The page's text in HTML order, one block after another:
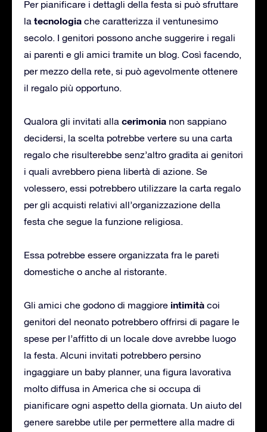
Per pianificare i dettagli della festa si può sfruttare
la tecnologia che caratterizza il ventunesimo
secolo. I genitori possono anche suggerire i regali
ai parenti e gli amici tramite un blog. Così facendo,
per mezzo della rete, si può agevolmente ottenere
il regalo più opportuno.
Qualora gli invitati alla cerimonia non sappiano
decidersi, la scelta potrebbe vertere su una carta
regalo che risulterebbe senz’altro gradita ai genitori
i quali avrebbero piena libertà di azione. Se
volessero, essi potrebbero utilizzare la carta regalo
per gli acquisti relativi all’organizzazione della
festa che segue la funzione religiosa.
Essa potrebbe essere organizzata fra le pareti
domestiche o anche al ristorante.
Gli amici che godono di maggiore intimità coi
genitori del neonato potrebbero offrirsi di pagare le
spese per l’affitto di un locale dove avrebbe luogo
la festa. Alcuni invitati potrebbero persino
ingaggiare un baby planner, una figura lavorativa
molto diffusa in America che si occupa di
pianificare ogni aspetto della giornata. Un aiuto del
genere sarebbe utile per permettere alla madre di